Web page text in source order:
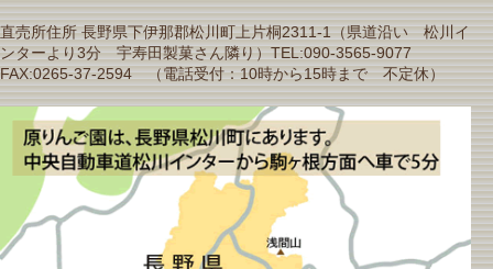
直売所住所 長野県下伊那郡松川町上片桐2311-1（県道沿い 松川イ
ンターより3分 宇寿田製菓さん隣り）TEL:090-3565-9077
FAX:0265-37-2594 （電話受付：10時から15時まで 不定休）